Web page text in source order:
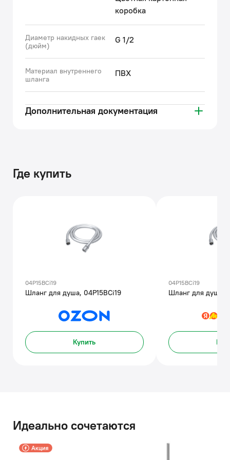
коробка
Диаметр накидных гаек
(дюйм)
G 1/2
Материал внутреннего
шланга
ПВХ
Дополнительная документация
Где купить
04P15BCi19
Шланг для душа, 04P15BCi19
Купить
04P15BCi19
Шланг для душа,
Идеально сочетаются